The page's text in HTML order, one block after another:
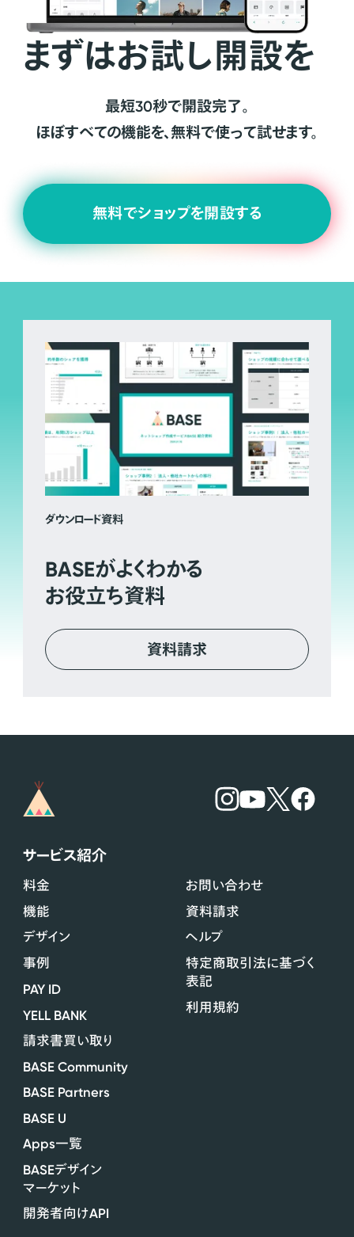
まずはお試し開設を
最短30秒で開設完了。
ほぼすべての機能を、無料で使って試せます。
無料でショップを開設する
ダウンロード資料
BASEがよくわかる
お役立ち資料
資料請求
サービス紹介
料金
機能
デザイン
事例
PAY ID
YELL BANK
請求書買い取り
BASE Community
BASE Partners
BASE U
Apps一覧
BASEデザイン
マーケット
開発者向けAPI
お問い合わせ
資料請求
ヘルプ
特定商取引法に基づく
表記
利用規約